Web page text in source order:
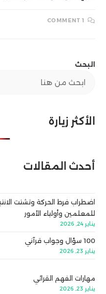
1 COMMENT
البحث
الأكثر زيارة
أحدث المقالات
اضطراب فرط الحركة وتشتت
للمعلمين وأولياء الأمور
يناير 24, 2026
100 سؤال وجواب قرآني
يناير 23, 2026
مهارات الفهم القرائي
يناير 23, 2026